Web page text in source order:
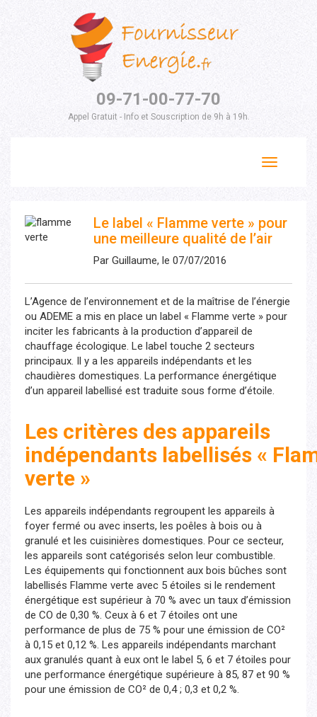
09-71-00-77-70
Appel Gratuit - Info et Souscription de 9h à 19h.
Toggle
Le label « Flamme verte » pour
une meilleure qualité de l’air
Par Guillaume, le 07/07/2016
L’Agence de l’environnement et de la maîtrise de l’énergie
ou ADEME a mis en place un label « Flamme verte » pour
inciter les fabricants à la production d’appareil de
chauffage écologique. Le label touche 2 secteurs
principaux. Il y a les appareils indépendants et les
chaudières domestiques. La performance énergétique
d’un appareil labellisé est traduite sous forme d’étoile.
Les critères des appareils
indépendants labellisés «
verte »
Les appareils indépendants regroupent les appareils à
foyer fermé ou avec inserts, les poêles à bois ou à
granulé et les cuisinières domestiques. Pour ce secteur,
les appareils sont catégorisés selon leur combustible.
Les équipements qui fonctionnent aux bois bûches sont
labellisés Flamme verte avec 5 étoiles si le rendement
énergétique est supérieur à 70 % avec un taux d’émission
de CO de 0,30 %. Ceux à 6 et 7 étoiles ont une
performance de plus de 75 % pour une émission de CO²
à 0,15 et 0,12 %. Les appareils indépendants marchant
aux granulés quant à eux ont le label 5, 6 et 7 étoiles pour
une performance énergétique supérieure à 85, 87 et 90 %
pour une émission de CO² de 0,4 ; 0,3 et 0,2 %.